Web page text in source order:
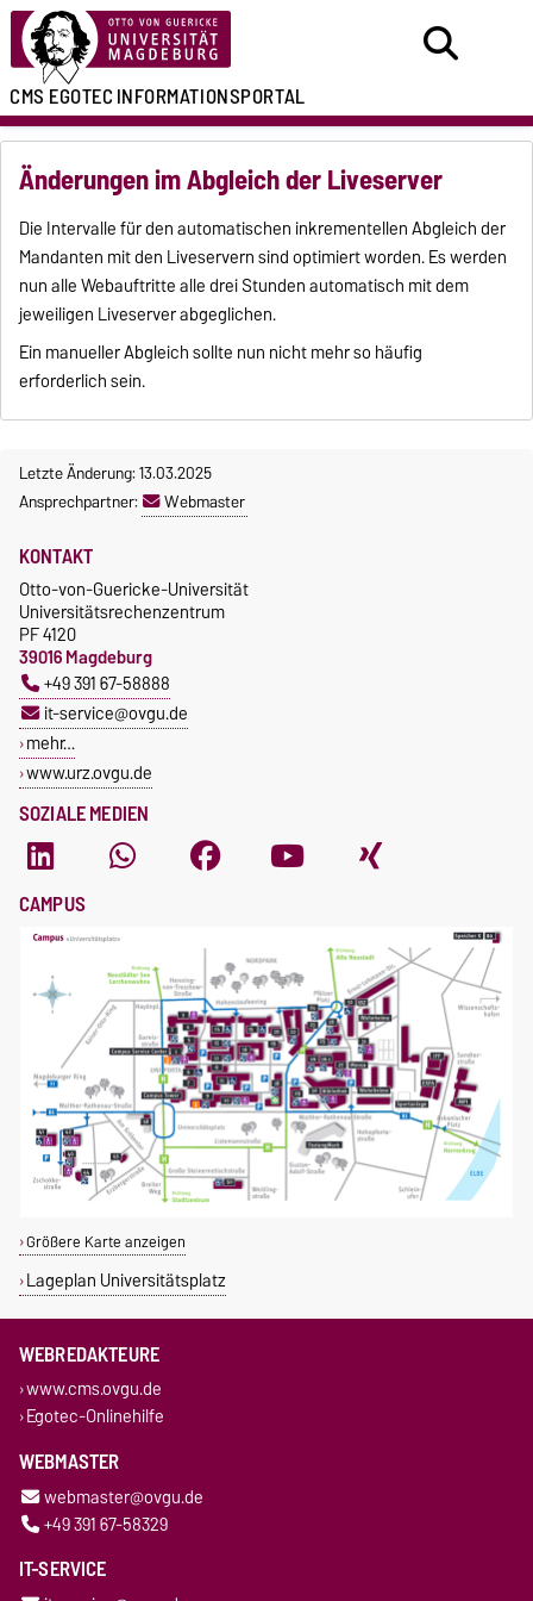
CMS EGOTECINFORMATIONSPORTAL
Änderungen im Abgleich der Liveserver
Die Intervalle für den automatischen inkrementellen Abgleich der
Mandanten mit den Liveservern sind optimiert worden. Es werden
nun alle Webauftritte alle drei Stunden automatisch mit dem
jeweiligen Liveserver abgeglichen.
Ein manueller Abgleich sollte nun nicht mehr so häufig
erforderlich sein.
Letzte Änderung: 13.03.2025
Ansprechpartner:
Webmaster
SOZIALE MEDIEN
KONTAKT
Otto-von-Guericke-Universität
Universitätsrechenzentrum
PF 4120
39016 Magdeburg
+49 391 67-58888
it-service@ovgu.de
mehr…
www.urz.ovgu.de
CAMPUS
Größere Karte anzeigen
Lageplan Universitätsplatz
WEBREDAKTEURE
www.cms.ovgu.de
Egotec-Onlinehilfe
WEBMASTER
webmaster@ovgu.de
+49 391 67-58329
IT-SERVICE